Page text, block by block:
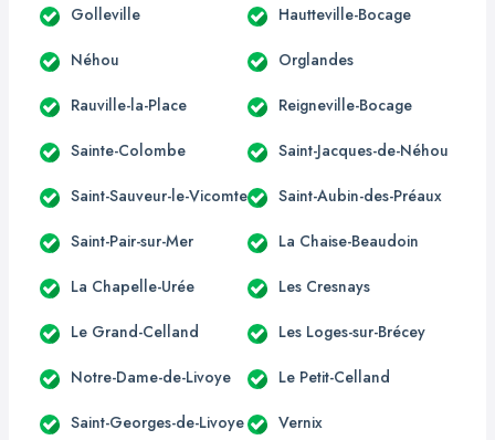
Golleville Hautteville-Bocage
Néhou Orglandes
Rauville-la-Place Reigneville-Bocage
Sainte-Colombe Saint-Jacques-de-Néhou
Saint-Sauveur-le-Vicomte Saint-Aubin-des-Préaux
Saint-Pair-sur-Mer La Chaise-Beaudoin
La Chapelle-Urée Les Cresnays
Le Grand-Celland Les Loges-sur-Brécey
Notre-Dame-de-Livoye Le Petit-Celland
Saint-Georges-de-Livoye Vernix